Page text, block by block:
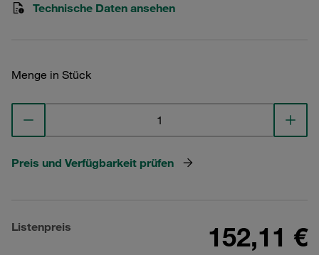
Technische Daten ansehen
Menge in Stück
Preis und Verfügbarkeit prüfen
Listenpreis 152,11 €